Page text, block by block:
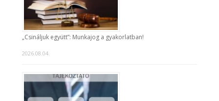
„Csináljuk együtt”: Munkajog a gyakorlatban!
2026.08.04.